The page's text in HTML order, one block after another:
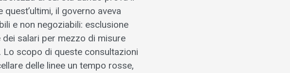
il governo aveva
e non negoziabili: esclusione
salari per mezzo di misure
Lo scopo di queste consultazioni
delle linee un tempo rosse,